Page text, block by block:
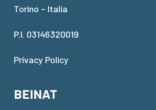
Torino – Italia
P.I. 03146320019
Privacy Policy
BEINAT